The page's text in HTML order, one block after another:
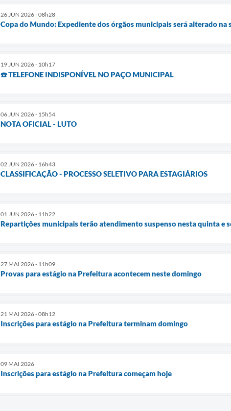
26 JUN 2026 - 08h28
Copa do Mundo: Expediente dos órgãos municipais será alterado na
19 JUN 2026 - 10h17
☎️ TELEFONE INDISPONÍVEL NO PAÇO MUNICIPAL
06 JUN 2026 - 15h54
NOTA OFICIAL - LUTO
02 JUN 2026 - 16h43
CLASSIFICAÇÃO - PROCESSO SELETIVO PARA ESTAGIÁRIOS
01 JUN 2026 - 11h22
Repartições municipais terão atendimento suspenso nesta quinta e
27 MAI 2026 - 11h09
Provas para estágio na Prefeitura acontecem neste domingo
21 MAI 2026 - 08h12
Inscrições para estágio na Prefeitura terminam domingo
09 MAI 2026
Inscrições para estágio na Prefeitura começam hoje